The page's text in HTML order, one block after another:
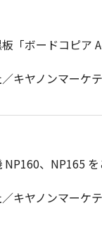
「ボードコピア
キヤノンマーケ
NP160、NP165
キヤノンマーケ